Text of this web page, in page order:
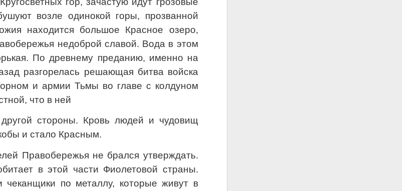
возле одинокой горы, прозванной
находится большое Красное озеро,
недоброй славой. Вода в этом
По древнему преданию, именно на
разгорелась решающая битва войска
и армии Тьмы во главе с колдуном
что в ней
стороны. Кровь людей и чудовищ
и стало Красным.
Правобережья не брался утверждать.
в этой части Фиолетовой страны.
по металлу, которые живут в